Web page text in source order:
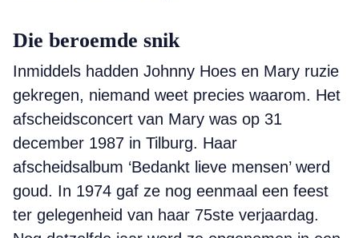
Die beroemde snik
Inmiddels hadden Johnny Hoes en Mary ruzie
gekregen, niemand weet precies waarom. Het
afscheidsconcert van Mary was op 31
december 1987 in Tilburg. Haar
afscheidsalbum ‘Bedankt lieve mensen’ werd
goud. In 1974 gaf ze nog eenmaal een feest
ter gelegenheid van haar 75ste verjaardag.